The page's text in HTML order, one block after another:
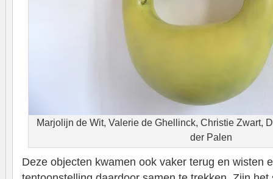
Marjolijn de Wit, Valerie de Ghellinck, Christie Zwart,
der Palen
Deze objecten kwamen ook vaker terug en wisten